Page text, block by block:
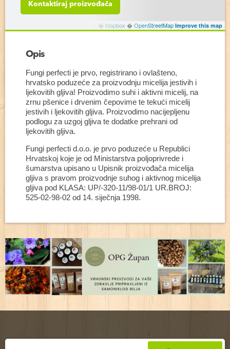
� Mapbox �OpenStreetMap Improve this map
Kontaktiraj proizvođača
Opis
Fungi perfecti je prvo, registrirano i ovlašteno,
hrvatsko poduzeće za proizvodnju micelija jestivih i
ljekovitih gljiva! Proizvodimo suhi i aktivni micelij, na
zrnu pšenice i drvenim čepovime te tekući micelij
jestivih i ljekovitih gljiva. Proizvodimo nacijepljenu
podlogu za uzgoj gljiva te dodatke prehrani od
ljekovitih gljiva.
Fungi perfecti d.o.o. je prvo poduzeće u Republici
Hrvatskoj koje je od Ministarstva poljoprivrede i
šumarstva upisano u Upisnik proizvođača micelija
gljiva s pravom proizvodnje suhog i aktivnog micelija
gljiva pod KLASA: UP/-320-11/98-01/1 UR.BROJ:
525-02-98-02 od 14. siječnja 1998.